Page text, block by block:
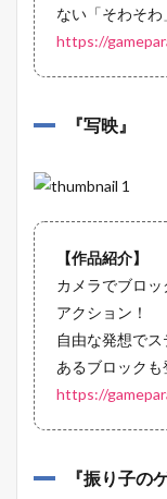
ない「そわそわ
https://
『写映 』
【作品紹介】
カメラでブロ
アクション！
自由な発想で
あるブロックも
https://
『振り子の